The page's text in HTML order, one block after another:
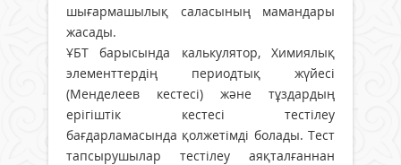
шығармашылық саласының мамандары
жасады.
ҰБТ барысында калькулятор, Химиялық
элементтердің периодтық жүйесі
(Менделеев кестесі) және тұздардың
ерігіштік кестесі тестілеу
бағдарламасында қолжетімді болады. Тест
тапсырушылар тестілеу аяқталғаннан